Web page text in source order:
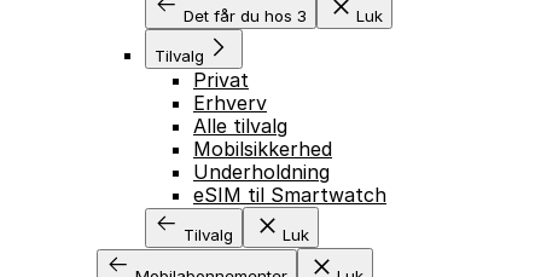
Det får du hos 3 Luk
Tilvalg
Privat
Erhverv
Alle tilvalg
Mobilsikkerhed
Underholdning
eSIM til Smartwatch
Tilvalg Luk